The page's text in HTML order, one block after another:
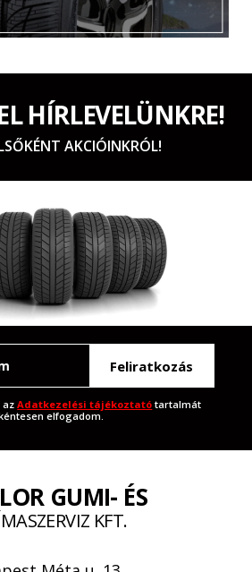
HÍRLEVELÜNKRE!
AKCIÓINKRÓL!
Feliratkozás
azAdatkezelési tájékoztató tartalmát
elfogadom.
GUMI- ÉS
KFT.